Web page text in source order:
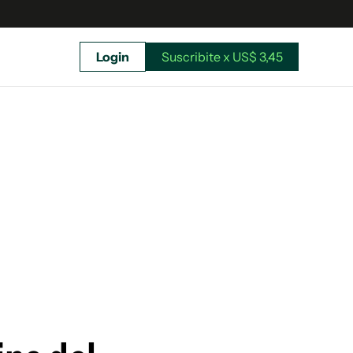
Suscribite x US$ 3,45
Login Suscribite x US$ 3,45